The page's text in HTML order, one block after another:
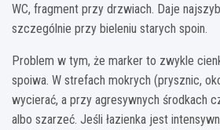
WC, fragment przy drzwiach. Daje
szczególnie przy bieleniu starych spoin.
Problem w tym, że marker to zwykle
spoiwa. W strefach mokrych (prysznic,
wycierać, a przy agresywnych środkach
albo szarzeć. Jeśli łazienka jest